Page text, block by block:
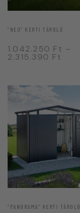
“NEO” KERTI TÁROLÓ
1.042.250 Ft –
2.315.390 Ft
“PANORAMA” KERTI TÁROLÓ